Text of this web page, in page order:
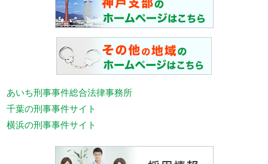
あいち刑事事件総合法律事務所
千葉の刑事事件サイト
横浜の刑事事件サイト